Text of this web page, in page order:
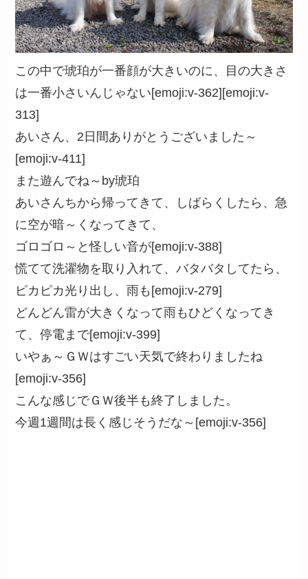
この中で琥珀が一番顔が大きいのに、目の大きさ
は一番小さいんじゃない[emoji:v-362][emoji:v-
313]
あいさん、2日間ありがとうございました～
[emoji:v-411]
また遊んでね～by琥珀
あいさんちから帰ってきて、しばらくしたら、急
に空が暗～くなってきて、
ゴロゴロ～と怪しい音が[emoji:v-388]
慌てて洗濯物を取り入れて、バタバタしてたら、
ピカピカ光り出し、雨も[emoji:v-279]
どんどん雷が大きくなって雨もひどくなってき
て、停電まで[emoji:v-399]
いやぁ～ＧＷはすごい天気で終わりましたね
[emoji:v-356]
こんな感じでＧＷ後半も終了しました。
今週1週間は長く感じそうだな～[emoji:v-356]